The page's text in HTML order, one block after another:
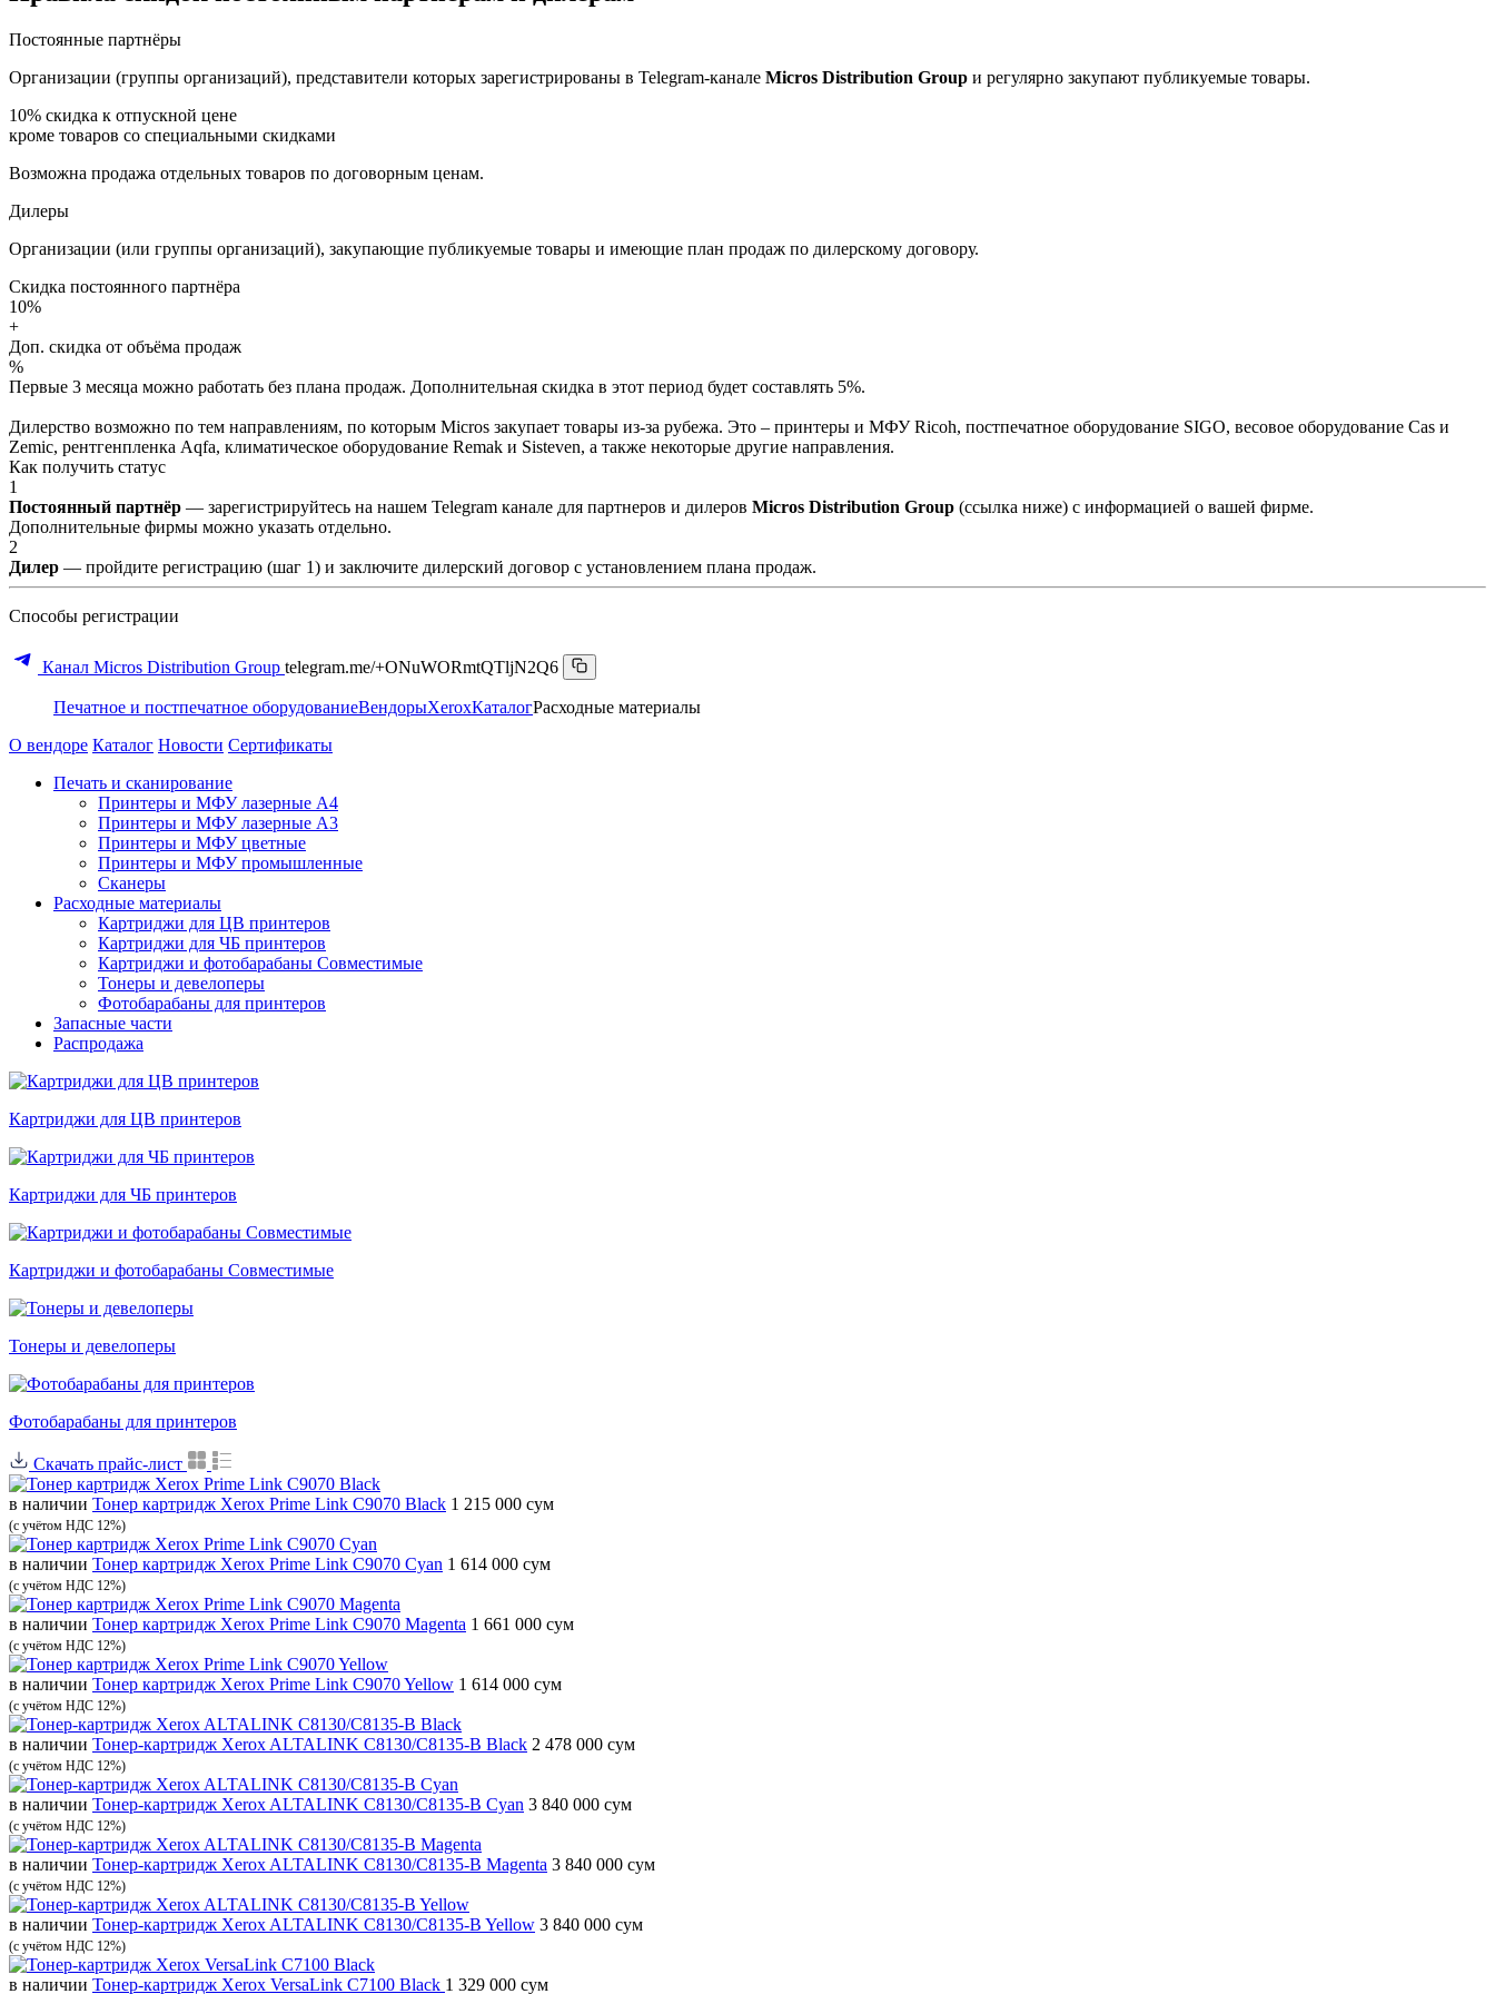
Постоянные партнёры
Организации (группы организаций), представители которых зарегистрированы в Telegram-канале Micros Distribution Group и регулярно закупают публикуемые товары.
10% скидка к отпускной цене
кроме товаров со специальными скидками
Возможна продажа отдельных товаров по договорным ценам.
Дилеры
Организации (или группы организаций), закупающие публикуемые товары и имеющие план продаж по дилерскому договору.
Скидка постоянного партнёра
10%
+
Доп. скидка от объёма продаж
%
Первые 3 месяца можно работать без плана продаж. Дополнительная скидка в этот период будет составлять 5%.
Дилерство возможно по тем направлениям, по которым Micros закупает товары из-за рубежа. Это – принтеры и МФУ Ricoh, постпечатное оборудование SIGO, весовое оборудование Cas и
Zemic, рентгенпленка Aqfa, климатическое оборудование Remak и Sisteven, а также некоторые другие направления.
Как получить статус
1
Постоянный партнёр — зарегистрируйтесь на нашем Telegram канале для партнеров и дилеров Micros Distribution Group (ссылка ниже) с информацией о вашей фирме.
Дополнительные фирмы можно указать отдельно.
2
Дилер — пройдите регистрацию (шаг 1) и заключите дилерский договор с установлением плана продаж.
Способы регистрации
Канал Micros Distribution Group telegram.me/+ONuWORmtQTljN2Q6
Печатное и постпечатное оборудованиеВендорыXeroxКаталогРасходные материалы
О вендоре Каталог Новости Сертификаты
Печать и сканирование
Принтеры и МФУ лазерные А4
Принтеры и МФУ лазерные А3
Принтеры и МФУ цветные
Принтеры и МФУ промышленные
Сканеры
Расходные материалы
Картриджи для ЦВ принтеров
Картриджи для ЧБ принтеров
Картриджи и фотобарабаны Совместимые
Тонеры и девелоперы
Фотобарабаны для принтеров
Запасные части
Распродажа
Картриджи для ЦВ принтеров
Картриджи для ЧБ принтеров
Картриджи и фотобарабаны Совместимые
Тонеры и девелоперы
Фотобарабаны для принтеров
Скачать прайс-лист
в наличии Тонер картридж Xerox Prime Link C9070 Black 1 215 000 сум
(с учётом НДС 12%)
в наличии Тонер картридж Xerox Prime Link C9070 Cyan 1 614 000 сум
(с учётом НДС 12%)
в наличии Тонер картридж Xerox Prime Link C9070 Magenta 1 661 000 сум
(с учётом НДС 12%)
в наличии Тонер картридж Xerox Prime Link C9070 Yellow 1 614 000 сум
(с учётом НДС 12%)
в наличии Тонер-картридж Xerox ALTALINK C8130/C8135-B Black 2 478 000 сум
(с учётом НДС 12%)
в наличии Тонер-картридж Xerox ALTALINK C8130/C8135-B Cyan 3 840 000 сум
(с учётом НДС 12%)
в наличии Тонер-картридж Xerox ALTALINK C8130/C8135-B Magenta 3 840 000 сум
(с учётом НДС 12%)
в наличии Тонер-картридж Xerox ALTALINK C8130/C8135-B Yellow 3 840 000 сум
(с учётом НДС 12%)
в наличии Тонер-картридж Xerox VersaLink C7100 Black 1 329 000 сум